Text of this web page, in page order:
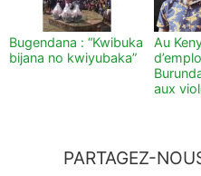
Bugendana : “Kwibuka
bijana no kwiyubaka”
Au
aux
PARTAGEZ-